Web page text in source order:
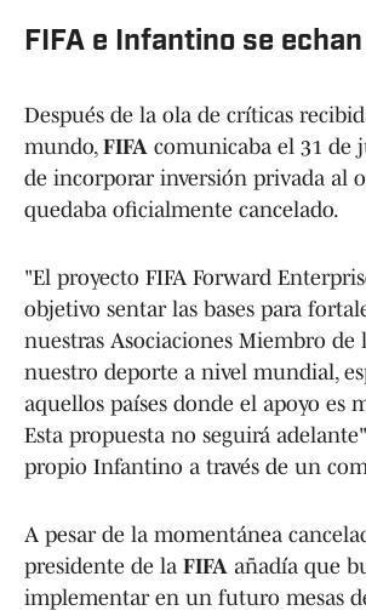
FIFA e Infantino se
Después de la ola de críticas
mundo, FIFA comunicaba el 31 de
de incorporar inversión privada al
quedaba oficialmente cancelado.
"El proyecto FIFA Forward
objetivo sentar las bases para
nuestras Asociaciones Miembro de
nuestro deporte a nivel mundial,
aquellos países donde el apoyo es
Esta propuesta no seguirá
propio Infantino a través de un
A pesar de la momentánea
presidente de la FIFA añadía que
implementar en un futuro mesas